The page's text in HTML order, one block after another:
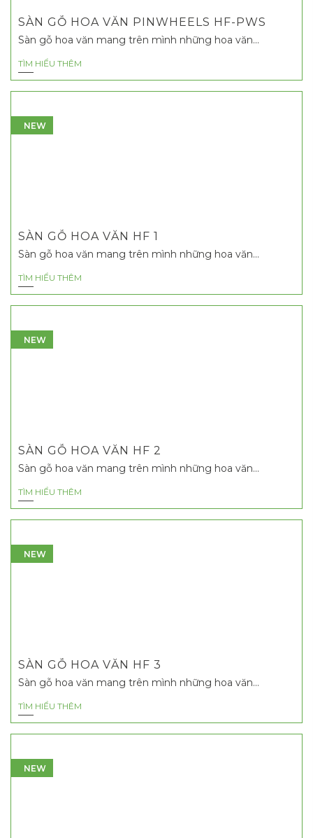
SÀN GỖ HOA VĂN PINWHEELS HF-PWS
Sàn gỗ hoa văn mang trên mình những hoa văn...
TÌM HIỂU THÊM
NEW
SÀN GỖ HOA VĂN HF 1
Sàn gỗ hoa văn mang trên mình những hoa văn...
TÌM HIỂU THÊM
NEW
SÀN GỖ HOA VĂN HF 2
Sàn gỗ hoa văn mang trên mình những hoa văn...
TÌM HIỂU THÊM
NEW
SÀN GỖ HOA VĂN HF 3
Sàn gỗ hoa văn mang trên mình những hoa văn...
TÌM HIỂU THÊM
NEW